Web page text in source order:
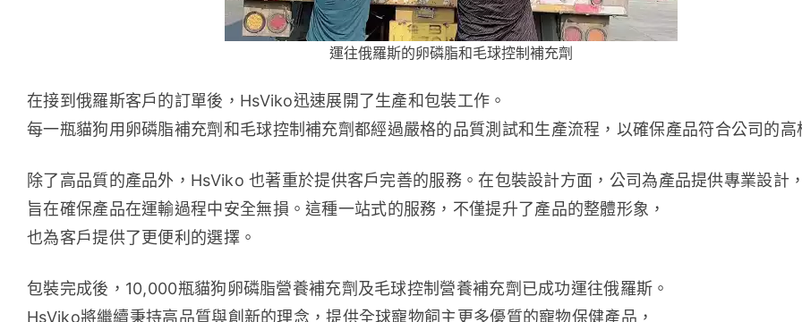
運往俄羅斯的卵磷脂和毛球控制補充劑
在接到俄羅斯客戶的訂單後，HsViko迅速展開了生產和包裝工作。
每一瓶貓狗用卵磷脂補充劑和毛球控制補充劑都經過嚴格的品質測試和生產流程，以確保產品符合公司的高
除了高品質的產品外，HsViko 也著重於提供客戶完善的服務。在包裝設計方面，公司為產品提供專業設計
旨在確保產品在運輸過程中安全無損。這種一站式的服務，不僅提升了產品的整體形象，
也為客戶提供了更便利的選擇。
包裝完成後，10,000瓶貓狗卵磷脂營養補充劑及毛球控制營養補充劑已成功運往俄羅斯。
HsViko將繼續秉持高品質與創新的理念，提供全球寵物飼主更多優質的寵物保健產品，